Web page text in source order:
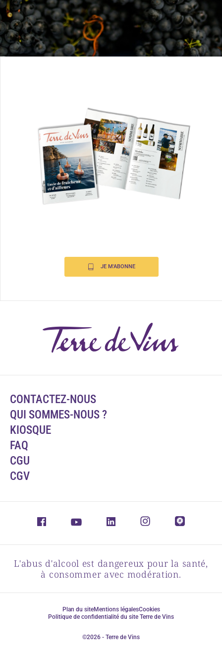
JE M'ABONNE
CONTACTEZ-NOUS
QUI SOMMES-NOUS ?
KIOSQUE
FAQ
CGU
CGV
L'abus d'alcool est dangereux pour la santé,
à consommer avec modération.
Plan du siteMentions légalesCookies
Politique de confidentialité du site Terre de Vins
©2026 - Terre de Vins